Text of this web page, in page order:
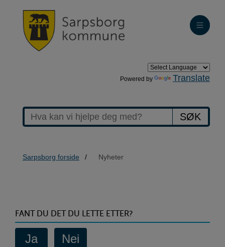
Powered by Translate
SØK
Sarpsborg forside Nyheter
FANT DU DET DU LETTE ETTER?